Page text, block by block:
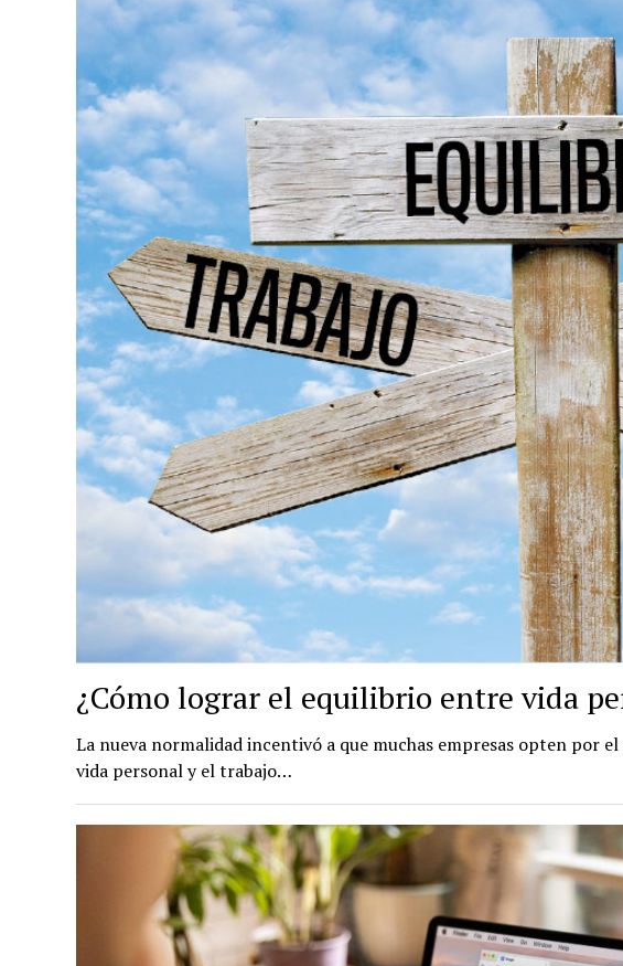
¿Cómo lograr el equilibrio entre vida
La nueva normalidad incentivó a que muchas empresas opten por
vida personal y el trabajo…